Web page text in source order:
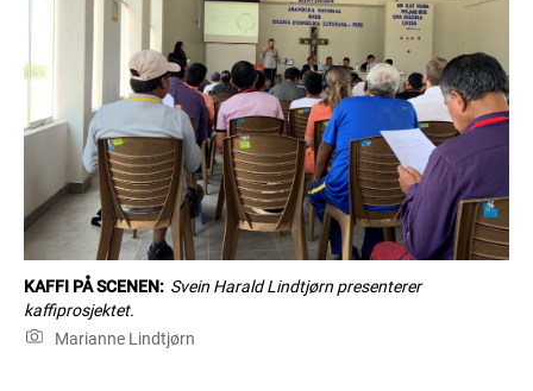
KAFFI PÅ SCENEN: Svein Harald Lindtjørn presenterer
kaffiprosjektet.
Marianne Lindtjørn